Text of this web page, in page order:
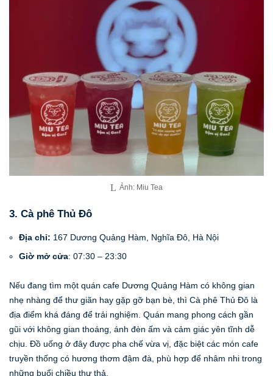
Ảnh: Miu Tea
3. Cà phê Thủ Đô
Địa chỉ: 167 Dương Quảng Hàm, Nghĩa Đô, Hà Nội
Giờ mở cửa: 07:30 – 23:30
Nếu đang tìm một quán cafe Dương Quảng Hàm có không gian
nhẹ nhàng để thư giãn hay gặp gỡ bạn bè, thì Cà phê Thủ Đô là
địa điểm khá đáng để trải nghiệm. Quán mang phong cách gần
gũi với không gian thoáng, ánh đèn ấm và cảm giác yên tĩnh dễ
chịu. Đồ uống ở đây được pha chế vừa vị, đặc biệt các món cafe
truyền thống có hương thơm đậm đà, phù hợp để nhâm nhi trong
những buổi chiều thư thả.